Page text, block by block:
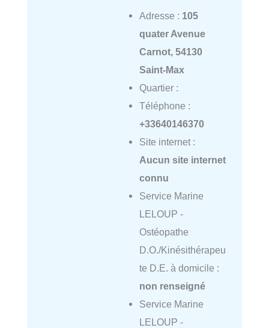
Adresse : 105
quater Avenue
Carnot, 54130
Saint-Max
Quartier :
Téléphone :
+33640146370
Site internet :
Aucun site internet
connu
Service Marine
LELOUP -
Ostéopathe
D.O./Kinésithérapeu
te D.E. à domicile :
non renseigné
Service Marine
LELOUP -